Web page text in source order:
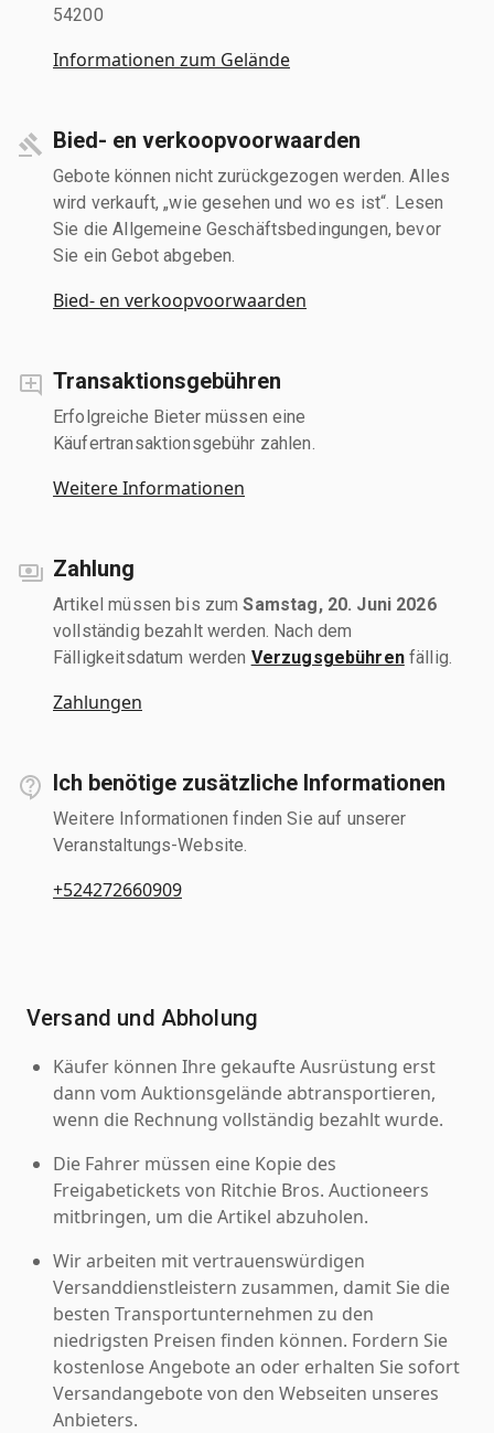
54200
Informationen zum Gelände
Bied- en verkoopvoorwaarden
Gebote können nicht zurückgezogen werden. Alles
wird verkauft, „wie gesehen und wo es ist“. Lesen
Sie die Allgemeine Geschäftsbedingungen, bevor
Sie ein Gebot abgeben.
Bied- en verkoopvoorwaarden
Transaktionsgebühren
Erfolgreiche Bieter müssen eine
Käufertransaktionsgebühr zahlen.
Weitere Informationen
Zahlung
Artikel müssen bis zumSamstag, 20. Juni 2026
vollständig bezahlt werden. Nach dem
Fälligkeitsdatum werden Verzugsgebührenfällig.
Zahlungen
Ich benötige zusätzliche Informationen
Weitere Informationen finden Sie auf unserer
Veranstaltungs-Website.
+524272660909
Versand und Abholung
Käufer können Ihre gekaufte Ausrüstung erst
dann vom Auktionsgelände abtransportieren,
wenn die Rechnung vollständig bezahlt wurde.
Die Fahrer müssen eine Kopie des
Freigabetickets von Ritchie Bros. Auctioneers
mitbringen, um die Artikel abzuholen.
Wir arbeiten mit vertrauenswürdigen
Versanddienstleistern zusammen, damit Sie die
besten Transportunternehmen zu den
niedrigsten Preisen finden können. Fordern Sie
kostenlose Angebote an oder erhalten Sie sofort
Versandangebote von den Webseiten unseres
Anbieters.